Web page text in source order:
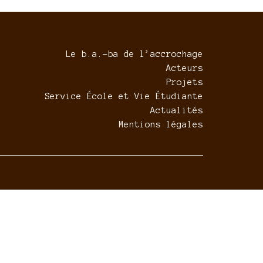
Le b.a.-ba de l’accrochage
Acteurs
Projets
Service École et Vie Étudiante
Actualités
Mentions légales